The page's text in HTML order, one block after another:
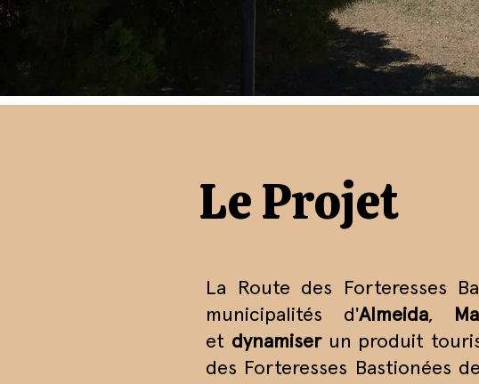
Le Projet
La Route des Forteresses
municipalités d'Almeida,
et dynamiserun produit
des Forteresses Bastionées